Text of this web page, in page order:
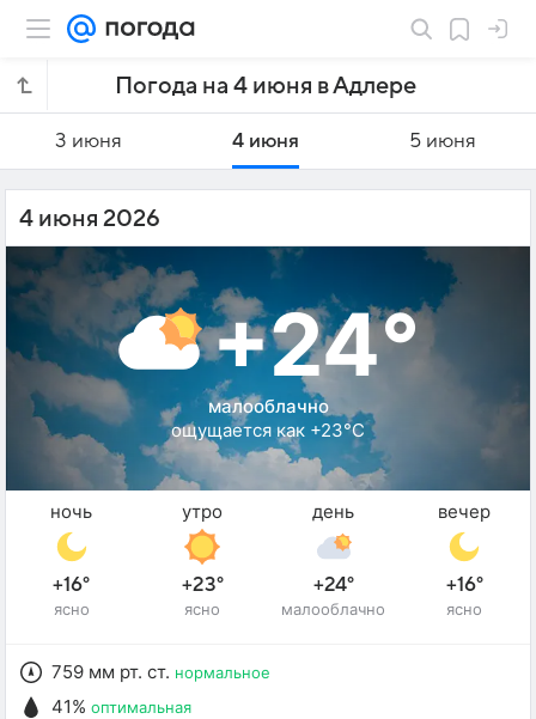
Погода на 4 июня в Адлере
3 июня 4 июня 5 июня
4 июня 2026
+24°
малооблачно
ощущается как +23°C
ночь
+16°
ясно
утро
+23°
ясно
день
+24°
малооблачно
вечер
+16°
ясно
759 мм рт. ст. нормальное
41% оптимальная